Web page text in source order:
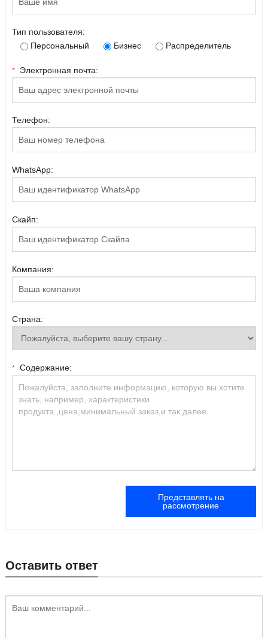
Тип пользователя:
Персональный
Бизнес Распределитель
* Электронная почта:
Телефон:
WhatsApp:
Скайп:
Компания:
Страна:
* Содержание:
Представлять на
рассмотрение
Оставить ответ